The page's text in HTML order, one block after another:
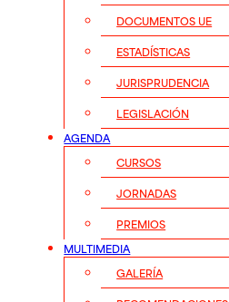
DOCUMENTOS UE
ESTADÍSTICAS
JURISPRUDENCIA
LEGISLACIÓN
AGENDA
CURSOS
JORNADAS
PREMIOS
MULTIMEDIA
GALERÍA